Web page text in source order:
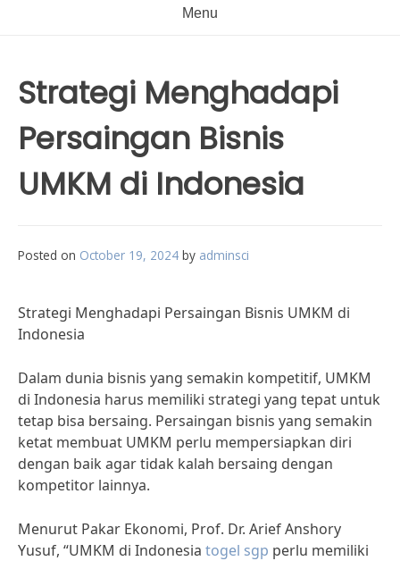
Menu
Strategi Menghadapi
Persaingan Bisnis
UMKM di Indonesia
Posted on October 19, 2024 by adminsci
Strategi Menghadapi Persaingan Bisnis UMKM di
Indonesia
Dalam dunia bisnis yang semakin kompetitif, UMKM
di Indonesia harus memiliki strategi yang tepat untuk
tetap bisa bersaing. Persaingan bisnis yang semakin
ketat membuat UMKM perlu mempersiapkan diri
dengan baik agar tidak kalah bersaing dengan
kompetitor lainnya.
Menurut Pakar Ekonomi, Prof. Dr. Arief Anshory
Yusuf, “UMKM di Indonesia togel sgp perlu memiliki